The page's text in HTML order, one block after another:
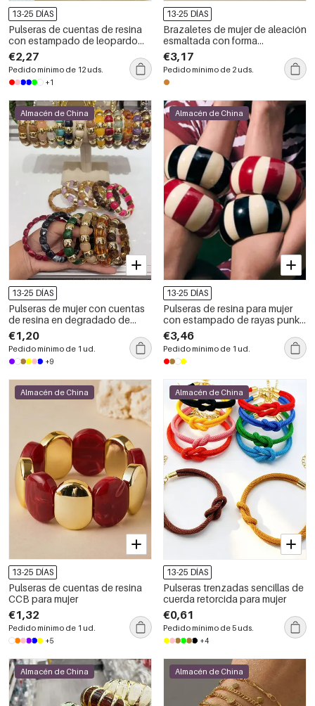
13-25 DÍAS
Pulseras de cuentas de resina
con estampado de leopardo
para mujer (CCB)
€2,27
Pedido mínimo de 12 uds.
+1
13-25 DÍAS
Brazaletes de mujer de aleación
esmaltada con forma
geométrica retro
€3,17
Pedido mínimo de 2 uds.
Almacén de China
13-25 DÍAS
Pulseras de mujer con cuentas
de resina en degradado de
color
€1,20
Pedido mínimo de 1 ud.
+9
Almacén de China
13-25 DÍAS
Pulseras de resina para mujer
con estampado de rayas punk y
colores variados.
€3,46
Pedido mínimo de 1 ud.
Almacén de China
13-25 DÍAS
Pulseras de cuentas de resina
CCB para mujer
€1,32
Pedido mínimo de 1 ud.
+5
Almacén de China
13-25 DÍAS
Pulseras trenzadas sencillas de
cuerda retorcida para mujer
€0,61
Pedido mínimo de 5 uds.
+4
Almacén de China Almacén de China